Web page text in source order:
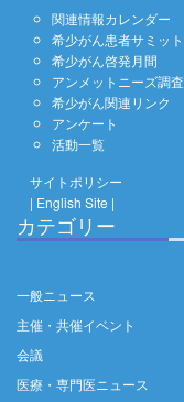
関連情報カレンダー
希少がん患者サミット
希少がん啓発月間
アンメットニーズ調査
希少がん関連リンク
アンケート
活動一覧
サイトポリシー
| English Site |
カテゴリー
一般ニュース
主催・共催イベント
会議
医療・専門医ニュース